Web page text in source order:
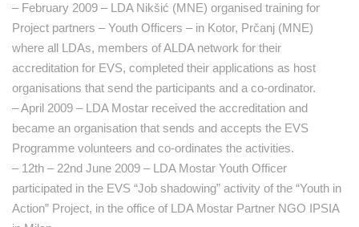
– February 2009 – LDA Nikšić (MNE) organised training for
Project partners – Youth Officers – in Kotor, Prčanj (MNE)
where all LDAs, members of ALDA network for their
accreditation for EVS, completed their applications as host
organisations that send the participants and a co-ordinator.
– April 2009 – LDA Mostar received the accreditation and
became an organisation that sends and accepts the EVS
Programme volunteers and co-ordinates the activities.
– 12th – 22nd June 2009 – LDA Mostar Youth Officer
participated in the EVS “Job shadowing” activity of the “Youth in
Action” Project, in the office of LDA Mostar Partner NGO IPSIA